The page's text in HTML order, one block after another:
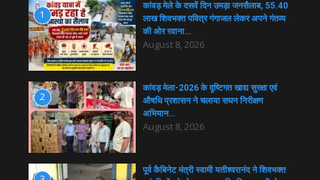
1
कांवड़ मेले के दसवें दिन उमड़ा जनसैलाब, 55.40
लाख शिवभक्त पवित्र गंगाजल लेकर अपने गंतव्य
की ओर रवाना…
August 8, 2026
2
कांवड़ मेला-2026 के दृष्टिगत खाद्य सुरक्षा एवं
औषधि प्रशासन ने चलाया सघन निरीक्षण
अभियान…
August 8, 2026
पूर्व कैबिनेट मंत्री स्वामी यतीश्वरानंद ने शिवभक्त